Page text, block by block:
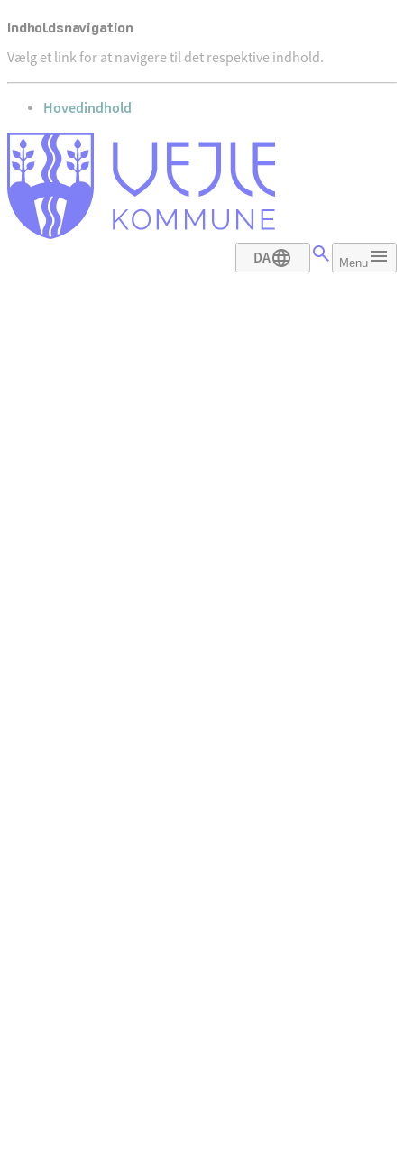
Indholdsnavigation
Vælg et link for at navigere til det respektive indhold.
gå til
Hovedindhold
DA Menu